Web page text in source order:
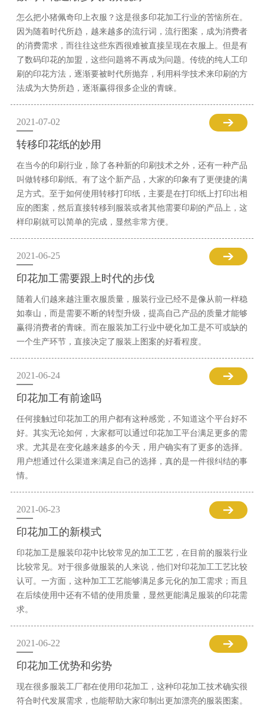
怎么把小猪佩奇印上衣服？这是很多印花加工行业的苦恼所在。
因为随着时代所趋，越来越多的流行词，流行图案，成为消费者
的消费需求，而往往这些东西很难被直接呈现在衣服上。但是有
了数码印花的加盟，这些问题将不再成为问题。传统的纯人工印
刷的印花方法，逐渐要被时代所抛弃，利用科学技术来印刷的方
法成为大势所趋，逐渐赢得很多企业的青睐。
2021-07-02
转移印花纸的妙用
在当今的印刷行业，除了各种新的印刷技术之外，还有一种产品
叫做转移印刷纸。有了这个新产品，大家的印象有了更便捷的满
足方式。至于如何使用转移打印纸，主要是在打印纸上打印出相
应的图案，然后直接转移到服装或者其他需要印刷的产品上，这
样印刷就可以简单的完成，显然非常方便。
2021-06-25
印花加工需要跟上时代的步伐
随着人们越来越注重衣服质量，服装行业已经不是像从前一样稳
如泰山，而是需要不断的转型升级，提高自己产品的质量才能够
赢得消费者的青睐。而在服装加工行业中硬化加工是不可或缺的
一个生产环节，直接决定了服装上图案的好看程度。
2021-06-24
印花加工有前途吗
任何接触过印花加工的用户都有这种感觉，不知道这个平台好不
好。其实无论如何，大家都可以通过印花加工平台满足更多的需
求。尤其是在变化越来越多的今天，用户确实有了更多的选择。
用户想通过什么渠道来满足自己的选择，真的是一件很纠结的事
情。
2021-06-23
印花加工的新模式
印花加工是服装印花中比较常见的加工工艺，在目前的服装行业
比较常见。对于很多做服装的人来说，他们对印花加工工艺比较
认可。一方面，这种加工工艺能够满足多元化的加工需求；而且
在后续使用中还有不错的使用质量，显然更能满足服装的印花需
求。
2021-06-22
印花加工优势和劣势
现在很多服装工厂都在使用印花加工，这种印花加工技术确实很
符合时代发展需求，也能帮助大家印制出更加漂亮的服装图案。